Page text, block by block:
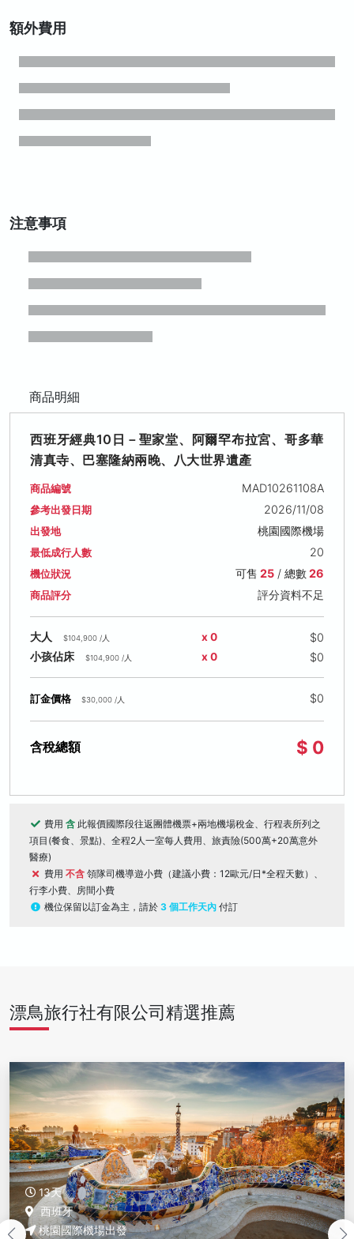
額外費用
注意事項
商品明細
西班牙經典10日－聖家堂、阿爾罕布拉宮、哥多華
清真寺、巴塞隆納兩晚、八大世界遺產
商品編號 MAD10261108A
參考出發日期 2026/11/08
出發地 桃園國際機場
最低成行人數 20
機位狀況 可售 25/ 總數26
商品評分 評分資料不足
大人 $104,900 /人 x 0 $0
小孩佔床 $104,900 /人 x 0 $0
訂金價格 $30,000 /人 $0
含稅總額 $ 0
費用 含 此報價國際段往返團體機票+兩地機場稅金、行程表所列之
項目(餐食、景點)、全程2人一室每人費用、旅責險(500萬+20萬意外
醫療)
費用 不含 領隊司機導遊小費（建議小費：12歐元/日*全程天數）、
行李小費、房間小費
機位保留以訂金為主，請於 3 個工作天內 付訂
漂鳥旅行社有限公司精選推薦
13天
西班牙
桃園國際機場出發